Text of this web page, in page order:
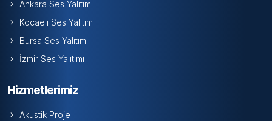
Ankara Ses Yalıtımı
Kocaeli Ses Yalıtımı
Bursa Ses Yalıtımı
İzmir Ses Yalıtımı
Hizmetlerimiz
Akustik Proje